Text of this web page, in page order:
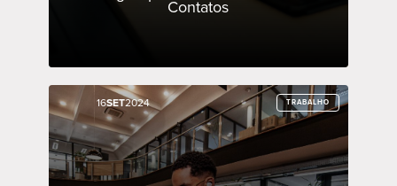
Contatos
16SET2024 TRABALHO
16SET2024 TRABALHO